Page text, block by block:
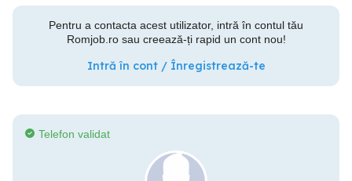
Pentru a contacta acest utilizator, intră în contul tău
Romjob.ro sau creează-ți rapid un cont nou!
Intră în cont / Înregistrează-te
Telefon validat